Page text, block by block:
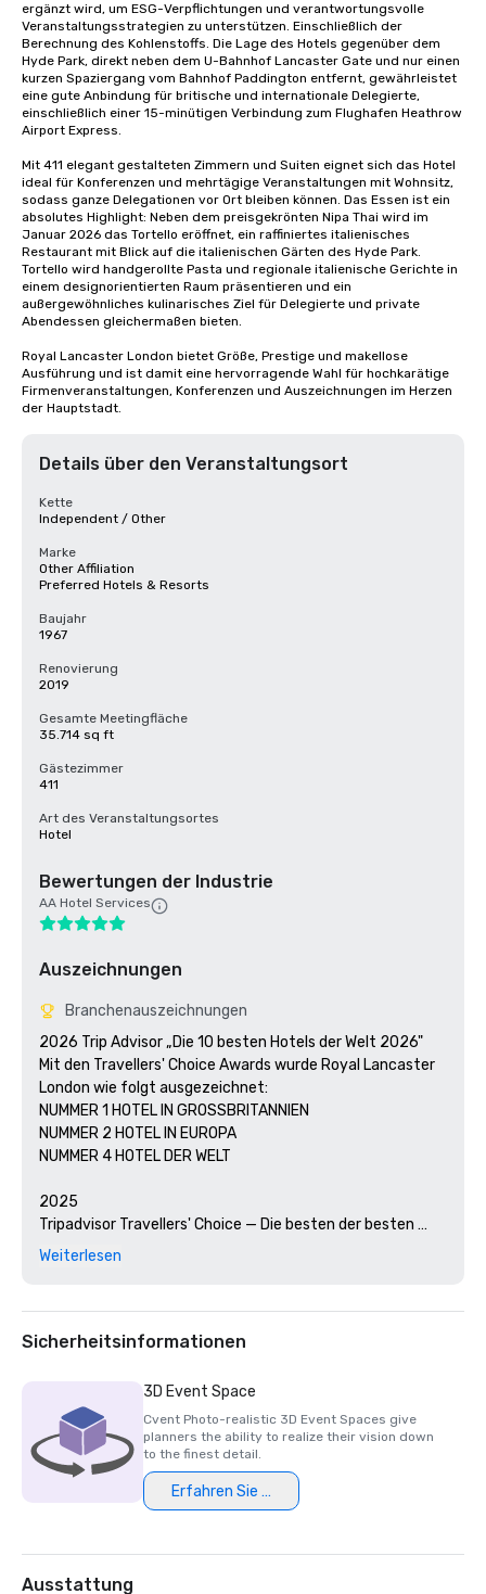
ergänzt wird, um ESG-Verpflichtungen und verantwortungsvolle
Veranstaltungsstrategien zu unterstützen. Einschließlich der
Berechnung des Kohlenstoffs. Die Lage des Hotels gegenüber dem
Hyde Park, direkt neben dem U-Bahnhof Lancaster Gate und nur einen
kurzen Spaziergang vom Bahnhof Paddington entfernt, gewährleistet
eine gute Anbindung für britische und internationale Delegierte,
einschließlich einer 15-minütigen Verbindung zum Flughafen Heathrow
Airport Express.
Mit 411 elegant gestalteten Zimmern und Suiten eignet sich das Hotel
ideal für Konferenzen und mehrtägige Veranstaltungen mit Wohnsitz,
sodass ganze Delegationen vor Ort bleiben können. Das Essen ist ein
absolutes Highlight: Neben dem preisgekrönten Nipa Thai wird im
Januar 2026 das Tortello eröffnet, ein raffiniertes italienisches
Restaurant mit Blick auf die italienischen Gärten des Hyde Park.
Tortello wird handgerollte Pasta und regionale italienische Gerichte in
einem designorientierten Raum präsentieren und ein
außergewöhnliches kulinarisches Ziel für Delegierte und private
Abendessen gleichermaßen bieten.
Royal Lancaster London bietet Größe, Prestige und makellose
Ausführung und ist damit eine hervorragende Wahl für hochkarätige
Firmenveranstaltungen, Konferenzen und Auszeichnungen im Herzen
der Hauptstadt.
Details über den Veranstaltungsort
Kette
Independent / Other
Marke
Other Affiliation
Preferred Hotels & Resorts
Baujahr
1967
Renovierung
2019
Gesamte Meetingfläche
35.714 sq ft
Gästezimmer
411
Art des Veranstaltungsortes
Hotel
Bewertungen der Industrie
AA Hotel Services
Auszeichnungen
Branchenauszeichnungen
2026 Trip Advisor „Die 10 besten Hotels der Welt 2026"
Mit den Travellers' Choice Awards wurde Royal Lancaster
London wie folgt ausgezeichnet:
NUMMER 1 HOTEL IN GROSSBRITANNIEN
NUMMER 2 HOTEL IN EUROPA
NUMMER 4 HOTEL DER WELT
2025
Tripadvisor Travellers' Choice — Die besten der besten
Hotels (einschließlich Großbritannien)
Hotel gewählt
Das Green Tourism for Business Scheme (GTBS) wurde
mit Gold Star ausgezeichnet
Auszeichnung für Exzellenz bei den Afternoon Tea
National Policing Award for Safety ausgezeichnet wurde
Weiterlesen
Sicherheitsinformationen
3D Event Space
Cvent Photo-realistic 3D Event Spaces give
planners the ability to realize their vision down
to the finest detail.
Erfahren Sie mehr
Ausstattung